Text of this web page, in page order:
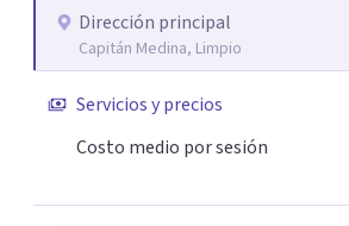
Dirección principal
Capitán Medina, Limpio
Servicios y precios
Costo medio por sesión